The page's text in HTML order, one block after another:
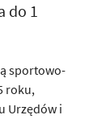
do 1
sportowo-
roku,
Urzędów i